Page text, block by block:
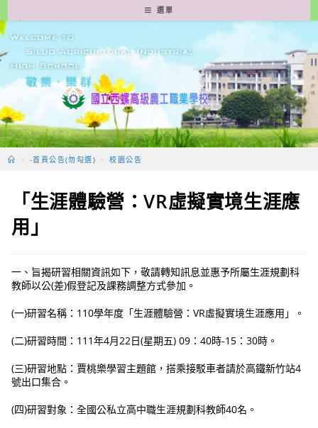
轉
至
要
容
選單
> -首頁公告(勿勾選) > 校園公告
「生涯體驗營：VR虛擬實境生涯應
用」
一、旨揭研習相關資訊如下，敬請轉知訊息並惠予所屬生涯規劃科
教師以公(差)假登記及課務調整方式參加。
(一)研習名稱：110學年度「生涯體驗營：VR虛擬實境生涯應用」。
(二)研習時間：111年4月22日(星期五) 09：40時-15：30時。
(三)研習地點：賈桃樂學習主題館，搭乘接駁車者請於高鐵新竹站4
號出口集合。
(四)研習對象：全國公私立高中職生涯規劃科教師40名。